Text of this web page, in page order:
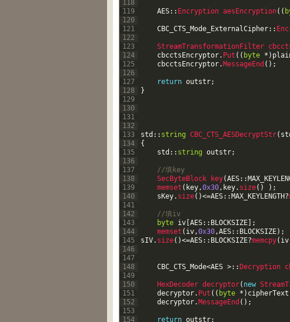
118
119
120
121
122
123
124
125
126
127
128
129
130
131
132
133
134
135
136
137
138
139
140
141
142
143
144
145
146
147
148
149
150
151
152
153
154
AES:: Encryption aesEncryption( (
CBC_CTS_Mode_ExternalCipher::
StreamTransformationFilter
cbcctsEncryptor. Put ( ( byte * )
cbcctsEncryptor. MessageEnd ( ) ;
return outstr;
}
std :: string CBC_CTS_AESDecryptStr(
{
std :: string outstr;
//填key
SecByteBlock
key(AES::
memset ( key,0x30, key. size( ) ) ;
sKey. size( )<=AES:: MAX_KEYLENGTH?
//填iv
byte iv AES:: BLOCKSIZE
;
memset ( iv,0x30,AES:: BLOCKSIZE) ;
sIV. size( )<=AES:: BLOCKSIZE?memcpy( iv
CBC_CTS_Mode<AES >:: Decryption
HexDecoder decryptor( new
decryptor. Put ( ( byte * ) cipherText
decryptor. MessageEnd ( ) ;
return outstr;